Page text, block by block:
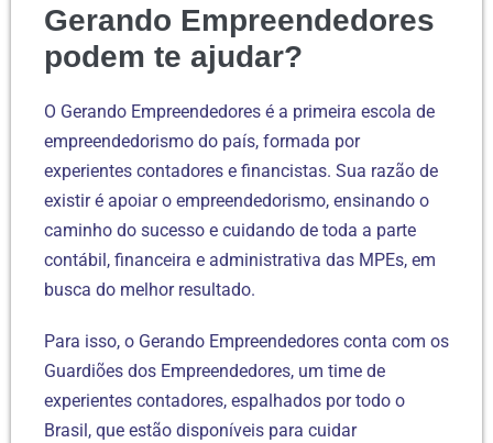
Gerando Empreendedores
podem te ajudar?
O Gerando Empreendedores é a primeira escola de
empreendedorismo do país, formada por
experientes contadores e financistas. Sua razão de
existir é apoiar o empreendedorismo, ensinando o
caminho do sucesso e cuidando de toda a parte
contábil, financeira e administrativa das MPEs, em
busca do melhor resultado.
Para isso, o Gerando Empreendedores conta com os
Guardiões dos Empreendedores, um time de
experientes contadores, espalhados por todo o
Brasil, que estão disponíveis para cuidar